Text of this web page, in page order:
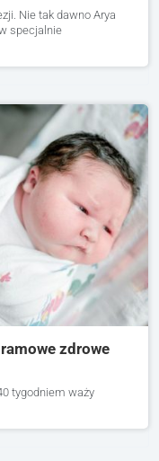
Nie tak dawno Arya
specjalnie
zdrowe
tygodniem waży